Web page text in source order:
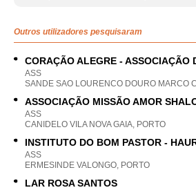
Outros utilizadores pesquisaram
CORAÇÃO ALEGRE - ASSOCIAÇÃO
ASS
SANDE SAO LOURENCO DOURO MARCO
ASSOCIAÇÃO MISSÃO AMOR
ASS
CANIDELO VILA NOVA GAIA, PORTO
INSTITUTO DO BOM PASTOR -
ASS
ERMESINDE VALONGO, PORTO
LAR ROSA SANTOS